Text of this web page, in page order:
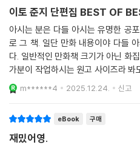
이토 준지 단편집 BEST OF
아시는 분은 다들 아시는 유명한 공
로 그 책. 일단 만화 내용이야 다들
다. 일반적인 만화책 크기가 아닌 화
가분이 작업하시는 원고 사이즈라 봐
다. m******4 2025.12.24. 신고
eBook 구매
재밌어영.